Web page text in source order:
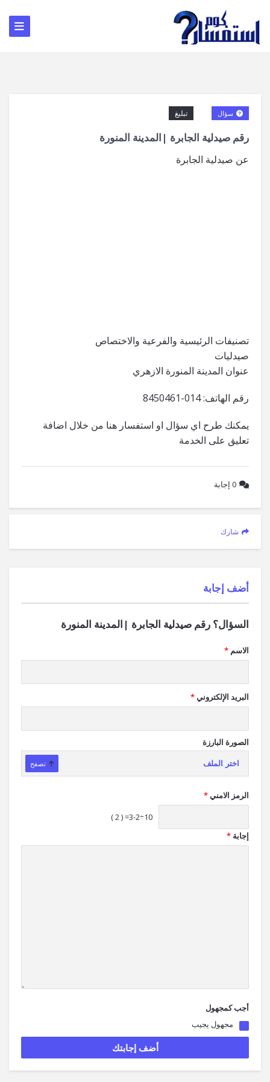
رقم صيدلية الجابرة |المدينة المنورة
تبليغ سؤال
عن صيدلية الجابرة
تصنيفات الرئيسية والفرعية والاختصاص
صيدليات
عنوان المدينة المنورة الازهري
رقم الهاتف: 014-8450461
يمكنك طرح اي سؤال او استفسار هنا من خلال اضافة
تعليق على الخدمة
0 إجابة
شارك
‫أضف إجابة
السؤال؟ رقم صيدلية الجابرة |المدينة المنورة
الاسم *
البريد الإلكتروني*
الصورة البارزة
اختر الملف تصفح
الرمز الامني*
10÷3-2= ( 2 )
إجابة *
أجب كمجهول
مجهول يجيب